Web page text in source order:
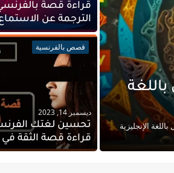
الإنجليزية
قراءة قصة
الترجمة عن
قصص بالفرنسية
ديسمبر 14, 2023
تحسين لغتك
قراءة قصة الثقة